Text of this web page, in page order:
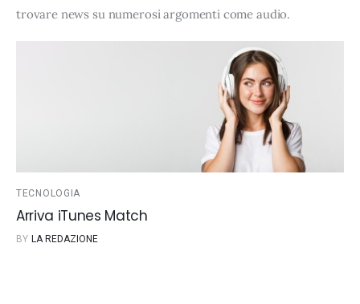
trovare news su numerosi argomenti comeaudio.
TECNOLOGIA
Arriva iTunes Match
BY LA REDAZIONE